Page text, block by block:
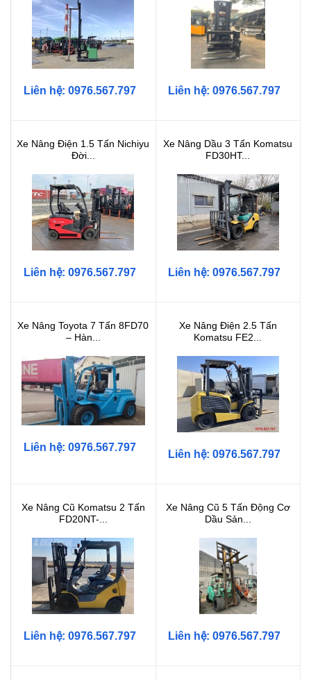
Liên hệ: 0976.567.797 Liên hệ: 0976.567.797
Xe Nâng Điện 1.5 Tấn Nichiyu
Đời...
Liên hệ: 0976.567.797
Xe Nâng Dầu 3 Tấn Komatsu
FD30HT...
Liên hệ: 0976.567.797
Xe Nâng Toyota 7 Tấn 8FD70
– Hàn...
Liên hệ: 0976.567.797
Xe Nâng Điện 2.5 Tấn
Komatsu FE2...
Liên hệ: 0976.567.797
Xe Nâng Cũ Komatsu 2 Tấn
FD20NT-...
Liên hệ: 0976.567.797
Xe Nâng Cũ 5 Tấn Động Cơ
Dầu Sản...
Liên hệ: 0976.567.797